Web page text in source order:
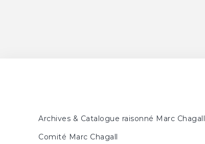
Archives & Catalogue raisonné Marc Chagall
Comité Marc Chagall